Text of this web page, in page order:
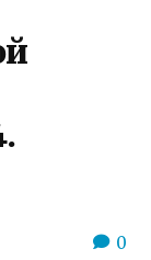
0